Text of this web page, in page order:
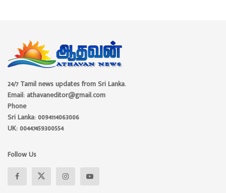
24/7 Tamil news updates from Sri Lanka.
Email: athavaneditor@gmail.com
Phone
Sri Lanka: 0094114063006
UK: 00447459300554
Follow Us